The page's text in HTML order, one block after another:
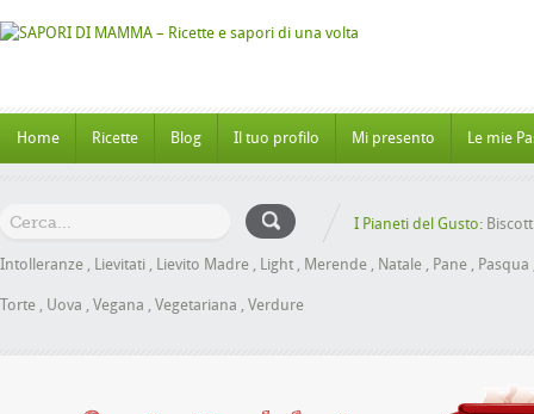
Home Ricette Blog Il tuo profilo Mi presento Le mie
I Pianeti del Gusto:
Intolleranze , Lievitati , Lievito Madre , Light , Merende , Natale , Pane , Pasqua
Torte , Uova , Vegana , Vegetariana , Verdure